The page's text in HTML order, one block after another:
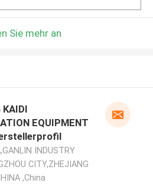
Sie mehr an
KAIDI
EQUIPMENT
INDUSTRY
CITY,ZHEJIANG
,China